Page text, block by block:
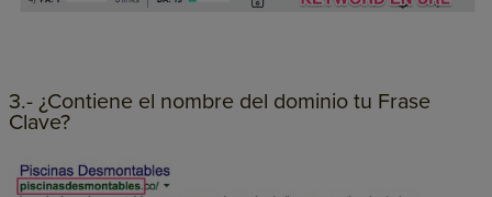
3.- ¿Contiene el nombre del dominio tu Frase
Clave?